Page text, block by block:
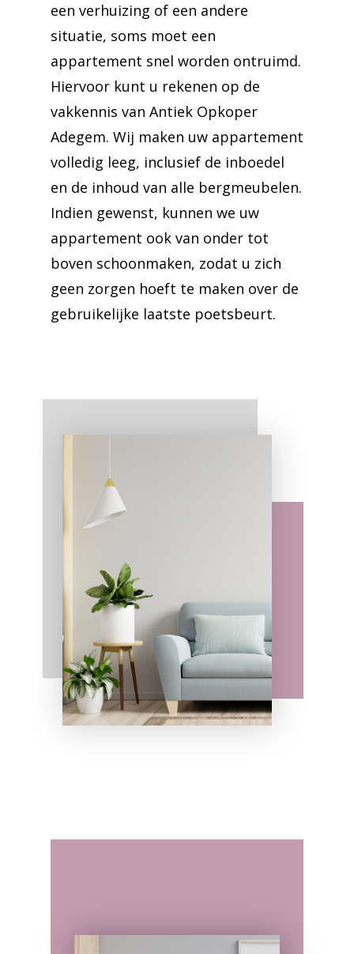
een verhuizing of een andere
situatie, soms moet een
appartement snel worden ontruimd.
Hiervoor kunt u rekenen op de
vakkennis van Antiek Opkoper
Adegem. Wij maken uw appartement
volledig leeg, inclusief de inboedel
en de inhoud van alle bergmeubelen.
Indien gewenst, kunnen we uw
appartement ook van onder tot
boven schoonmaken, zodat u zich
geen zorgen hoeft te maken over de
gebruikelijke laatste poetsbeurt.